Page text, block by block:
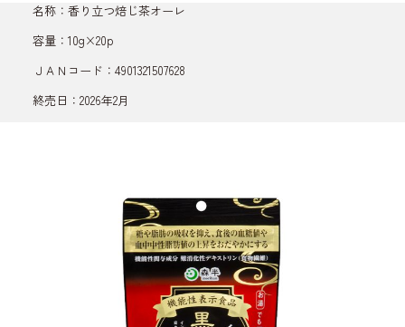
名称：香り立つ焙じ茶オーレ
容量：10g×20p
ＪＡＮコード：4901321507628
終売日：2026年2月